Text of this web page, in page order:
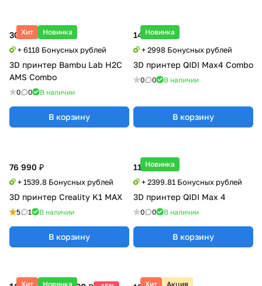
Хит Новинка
305 900 ₽
+ 6118 Бонусных рублей
3D принтер Bambu Lab H2C
AMS Combo
0 0 В наличии
В корзину
Новинка
149 900 ₽
+ 2998 Бонусных рублей
3D принтер QIDI Max4 Combo
0 0 В наличии
В корзину
76 990 ₽
+ 1539.8 Бонусных рублей
3D принтер Creality K1 MAX
5 1 В наличии
В корзину
Новинка
119 990 ₽
+ 2399.81 Бонусных рублей
3D принтер QIDI Max 4
0 0 В наличии
В корзину
Хит Новинка Хит Акция